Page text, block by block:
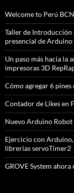
Welcome to Perú
Taller de
presencial de
Un paso más hacia
impresoras 3D
Cómo agregar 6
Contador de Likes en
Nuevo Arduino Robot
Ejercicio con
librerías servoTimer2
GROVE System